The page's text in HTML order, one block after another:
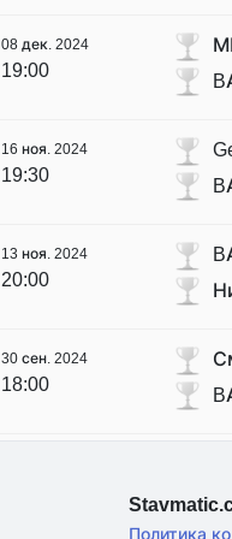
08 дек. 2024
19:00
16 ноя. 2024
19:30
13 ноя. 2024
20:00
30 сен. 2024
18:00
Политика